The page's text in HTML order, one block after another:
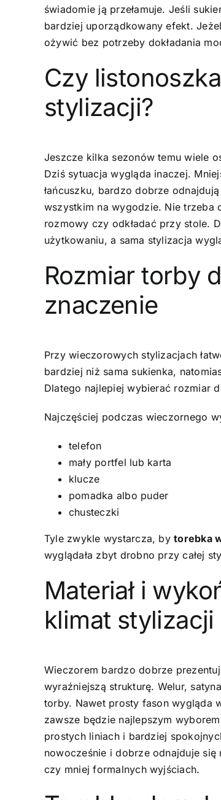
świadomie ją przełamuje. Jeśli
bardziej uporządkowany efekt.
ożywić bez potrzeby dokładania
Czy
stylizacji?
Jeszcze kilka sezonów temu wiele
Dziś sytuacja wygląda inaczej.
łańcuszku, bardzo dobrze
wszystkim na wygodzie. Nie trzeba
rozmowy czy odkładać przy stole.
użytkowaniu, a sama stylizacja
Rozmiar torby
znaczenie
Przy wieczorowych stylizacjach
bardziej niż sama sukienka,
Dlatego najlepiej wybierać rozmiar
Najczęściej podczas wieczornego
telefon
mały portfel lub karta
klucze
pomadka albo puder
chusteczki
Tyle zwykle wystarcza, bytorebka
wyglądała zbyt drobno przy całej
Materiał i
klimat stylizacji
Wieczorem bardzo dobrze
wyraźniejszą strukturę. Welur,
torby. Nawet prosty fason wygląda
zawsze będzie najlepszym
prostych liniach i bardziej
nowocześnie i dobrze odnajduje
czy mniej formalnych wyjściach.